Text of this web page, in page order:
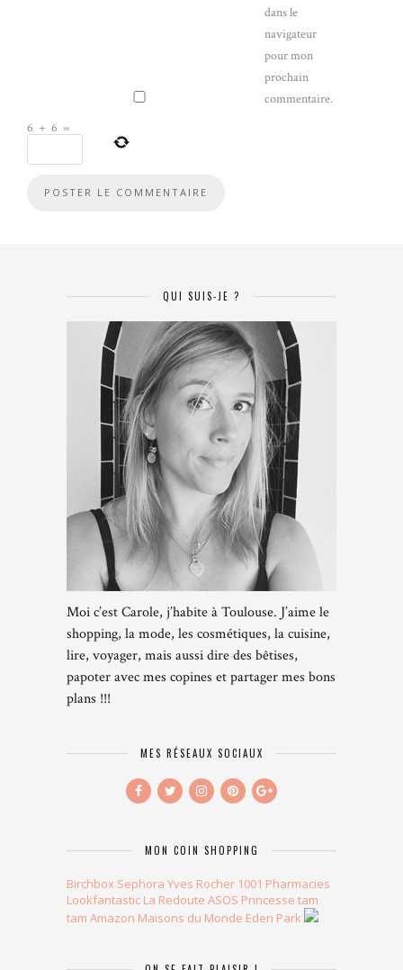
dans le
navigateur
pour mon
prochain
commentaire.
6 + 6 =
QUI SUIS-JE ?
Moi c’est Carole, j’habite à Toulouse. J’aime le
shopping, la mode, les cosmétiques, la cuisine,
lire, voyager, mais aussi dire des bêtises,
papoter avec mes copines et partager mes bons
plans !!!
MES RÉSEAUX SOCIAUX
MON COIN SHOPPING
Birchbox Sephora Yves Rocher 1001 Pharmacies
Lookfantastic La Redoute ASOS Princesse tam
tam Amazon Maisons du Monde Eden Park